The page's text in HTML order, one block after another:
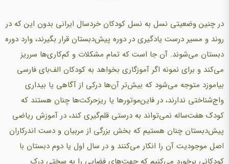
در چنین وضعیتی نسل به نسل کودکان خردسال ایرانی بدون این که در
روند و مسیر درست یادگیری در دوره پیش‌دبستان قرار بگیرند، وارد دوره
دبستان می‌شوند. آن جا است که تمام مشکلات و کم‌کاری‌ها سرریز
می‌کند و برای نمونه اگر آموزگاری بخواهد به کودکان الف‌بای فارسی
بیاموزد متوجه می‌شود که بیش‌تر آن‌ها درکی از آگاهی یا بیداری
واج‌شناختی ندارند، در فاین‌موتورها یا ریزحرکت‌ها چنان هستند که
کودک هفت‌ساله نمی‌تواند به درستی قلم‌گیری کند، در آموزش ریاضی
پیش‌دبستان چنان هستیم که بخش بزرگی از مربیان و دست اندرکاران
اصل موجودیت آن را انکار می‌کنند و در سال اول یا دوم دبستان با
کودکانی برخورد می‌کنیم که جهت‌های فضایی را به سختی درک